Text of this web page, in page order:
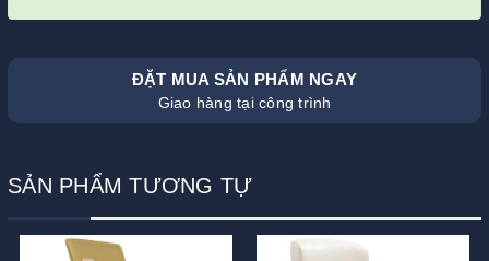
ĐẶT MUA SẢN PHẨM NGAY
Giao hàng tại công trình
SẢN PHẨM TƯƠNG TỰ